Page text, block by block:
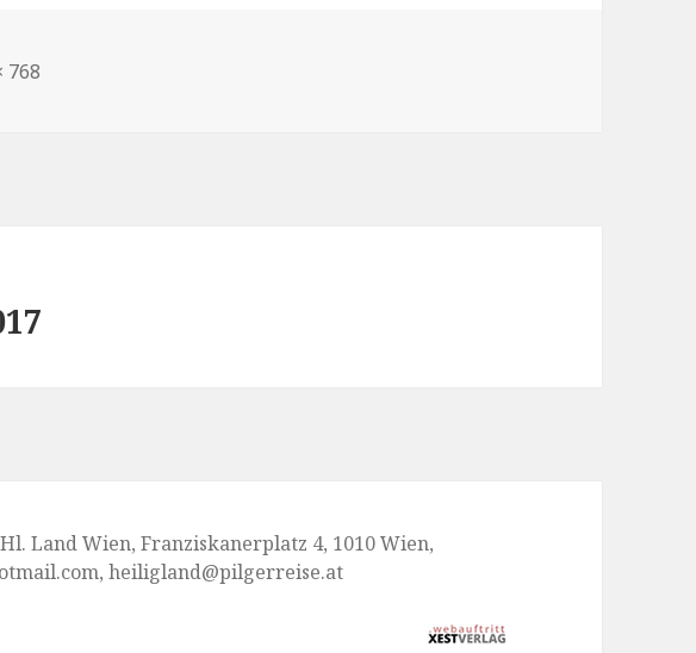
768
Land Wien, Franziskanerplatz 4, 1010 Wien,
heiligland@pilgerreise.at